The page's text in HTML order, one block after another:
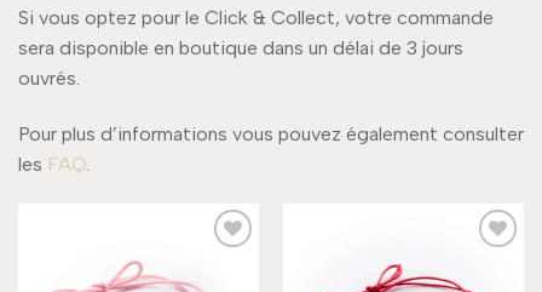
Si vous optez pour le Click & Collect, votre commande
sera disponible en boutique dans un délai de 3 jours
ouvrés.
Pour plus d’informations vous pouvez également consulter
les FAQ